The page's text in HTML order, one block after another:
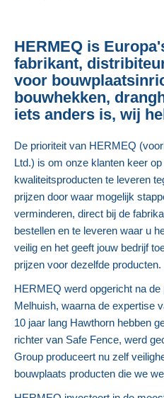
HERMEQ is
fabrikant,
voor
bouwhekken,
iets anders is, wij
De prioriteit van HERMEQ
Ltd.) is om onze klanten keer
kwaliteitsproducten te leveren
prijzen door waar mogelijk
verminderen, direct bij de
bestellen en te leveren waar u
veilig en het geeft jouw bedrijf
prijzen voor dezelfde producten.
HERMEQ werd opgericht na
Melhuish, waarna de expertise
10 jaar lang Hawthorn hebben
richter van Safe Fence, werd
Group produceert nu zelf
bouwplaats producten die we